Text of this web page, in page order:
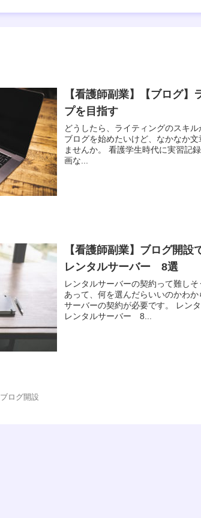
【看護師副業】【ブログ
プを目指す
どうしたら、ライティングのスキ
ブログを始めたいけど、なかなか
ませんか。 看護学生時代に実習記
画な...
【看護師副業】ブログ
レンタルサーバー 8選
レンタルサーバーの契約って難し
あって、何を選んだらいいのかわ
サーバーの契約が必要です。 レン
レンタルサーバー 8...
ブログ開設